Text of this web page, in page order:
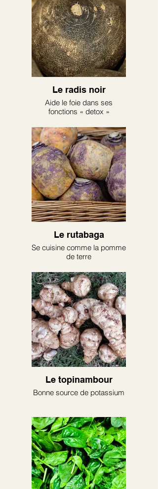
Le radis noir
Aide le foie dans ses
fonctions « detox »
Le rutabaga
Se cuisine comme la pomme
de terre
Le topinambour
Bonne source de potassium